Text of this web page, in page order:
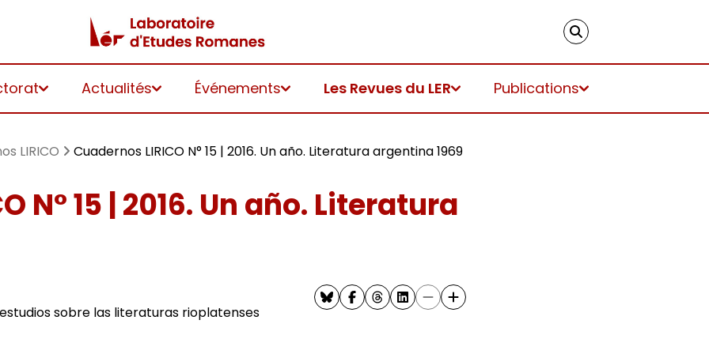
Actualités Événements Les Revues du LER Publications
LIRICO Cuadernos LIRICO N° 15 | 2016. Un año. Literatura argentina 1969
N° 15 | 2016. Un año. Literatura
sobre las literaturas rioplatenses